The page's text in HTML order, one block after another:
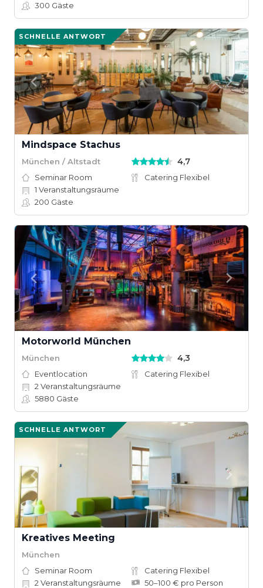
300 Gäste
SCHNELLE ANTWORT
Mindspace Stachus
München / Altstadt 4,7
Seminar Room
Catering Flexibel
1 Veranstaltungsräume
200 Gäste
Motorworld München
München 4,3
Eventlocation
Catering Flexibel
2 Veranstaltungsräume
5880 Gäste
SCHNELLE ANTWORT
Kreatives Meeting
München
Seminar Room
Catering Flexibel
2 Veranstaltungsräume
50–100 € pro Person